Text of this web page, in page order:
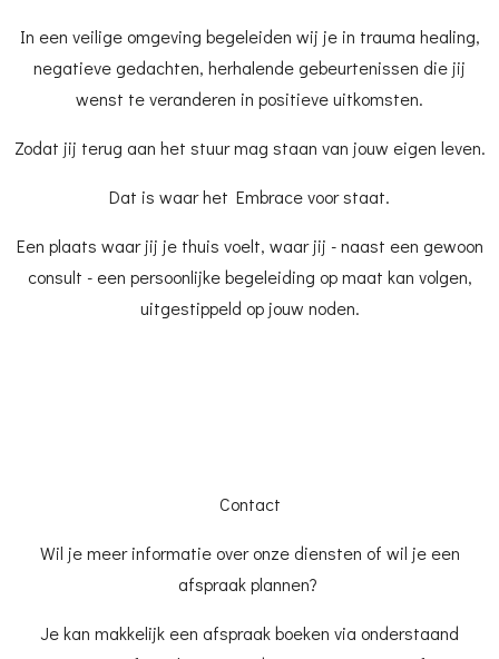
In een veilige omgeving begeleiden wij je in trauma healing,
negatieve gedachten, herhalende gebeurtenissen die jij
wenst te veranderen in positieve uitkomsten.
Zodat jij terug aan het stuur mag staan van jouw eigen leven.
Dat is waar het Embrace voor staat.
Een plaats waar jij je thuis voelt, waar jij - naast een gewoon
consult - een persoonlijke begeleiding op maat kan volgen,
uitgestippeld op jouw noden.
Contact
Wil je meer informatie over onze diensten of wil je een
afspraak plannen?
Je kan makkelijk een afspraak boeken via onderstaand